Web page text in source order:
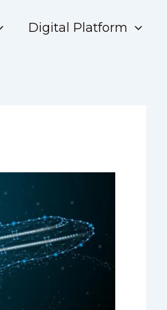
Digital Platform